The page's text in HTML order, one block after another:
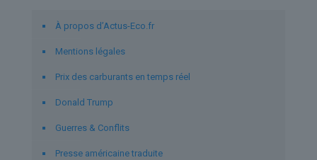
À propos d’Actus-Eco.fr
Mentions légales
Prix des carburants en temps réel
Donald Trump
Guerres & Conflits
Presse américaine traduite